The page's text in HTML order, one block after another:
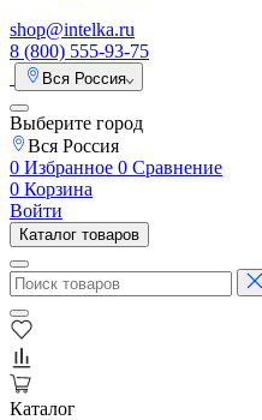
shop@intelka.ru
8 (800) 555-93-75
Вся Россия
Выберите город
Вся Россия
0 Избранное 0 Сравнение
0 Корзина
Войти
Каталог товаров
Каталог